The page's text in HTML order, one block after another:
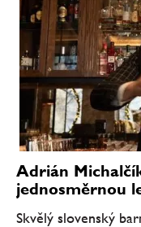
Adrián
jednosměrnou
Skvělý slovenský